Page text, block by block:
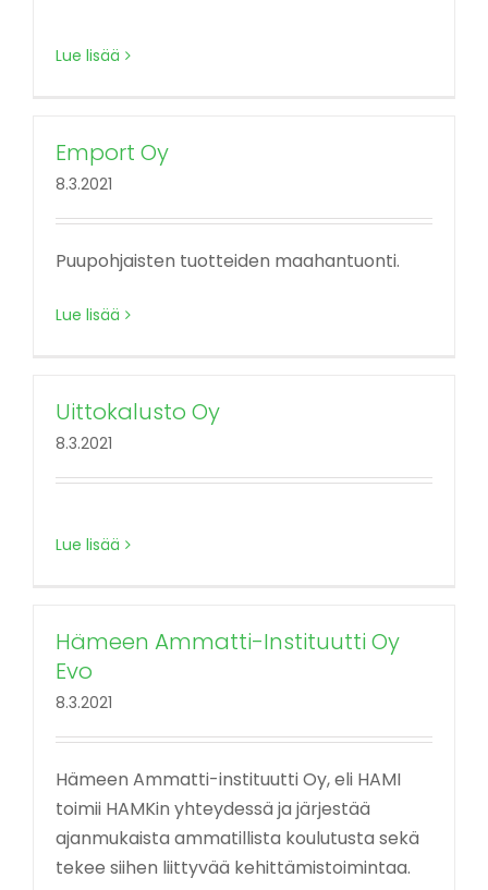
Lue lisää
Emport Oy
8.3.2021
Puupohjaisten tuotteiden maahantuonti.
Lue lisää
Uittokalusto Oy
8.3.2021
Lue lisää
Hämeen Ammatti-Instituutti Oy
Evo
8.3.2021
Hämeen Ammatti-instituutti Oy, eli HAMI
toimii HAMKin yhteydessä ja järjestää
ajanmukaista ammatillista koulutusta sekä
tekee siihen liittyvää kehittämistoimintaa.